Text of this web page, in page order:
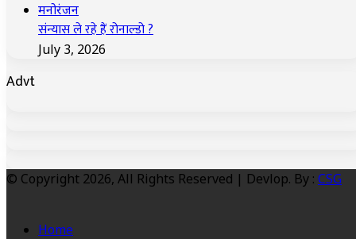
मनोरंजन
संन्यास ले रहे हैं रोनाल्डो ?
July 3, 2026
Advt
© Copyright 2026, All Rights Reserved | Devlop. By : CSG
Home